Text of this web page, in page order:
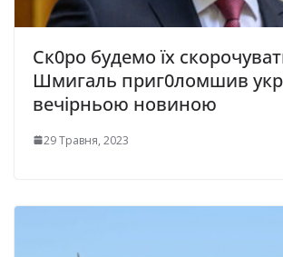
Ск0ро будемо їх
Шмигаль приг0ломшив
вечірньою новиною
29 Травня, 2023